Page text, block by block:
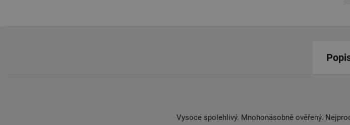
Vysoce spolehlivý. Mnohonásobně ověřený.